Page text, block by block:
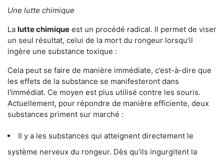
Une lutte chimique
La lutte chimique est un procédé radical. Il permet de viser
un seul résultat, celui de la mort du rongeur lorsqu'il
ingère une substance toxique :
Cela peut se faire de manière immédiate, c’est-à-dire que
les effets de la substance se manifesteront dans
l'immédiat. Ce moyen est plus utilisé contre les souris.
Actuellement, pour répondre de manière efficiente, deux
substances priment sur marché :
Il y a les substances qui atteignent directement le
système nerveux du rongeur. Dès qu’ils ingurgitent la